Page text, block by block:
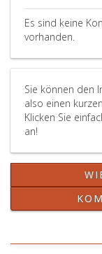
Es sind keine
vorhanden.
Sie können den
also einen
Klicken Sie
an!